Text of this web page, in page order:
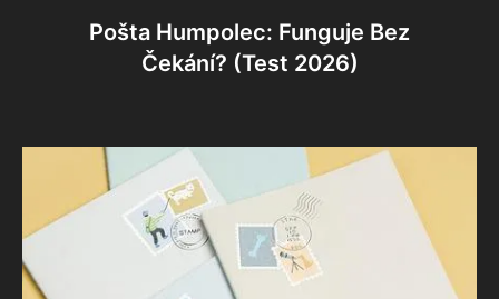
Pošta Humpolec: Funguje Bez
Čekání? (Test 2026)